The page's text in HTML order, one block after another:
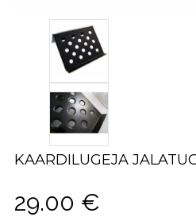
KAARDILUGEJA
29.00 €